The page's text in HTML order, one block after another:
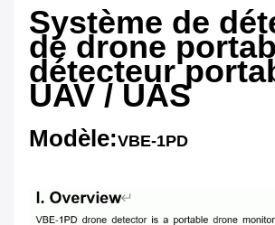
Système de
de drone
détecteur
UAV / UAS
Modèle:VBE-1PD